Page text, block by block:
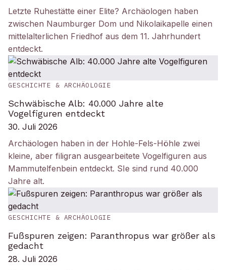
Letzte Ruhestätte einer Elite? Archäologen haben
zwischen Naumburger Dom und Nikolaikapelle einen
mittelalterlichen Friedhof aus dem 11. Jahrhundert
entdeckt.
GESCHICHTE & ARCHÄOLOGIE
Schwäbische Alb: 40.000 Jahre alte
Vogelfiguren entdeckt
30. Juli 2026
Archäologen haben in der Hohle-Fels-Höhle zwei
kleine, aber filigran ausgearbeitete Vogelfiguren aus
Mammutelfenbein entdeckt. SIe sind rund 40.000
Jahre alt.
GESCHICHTE & ARCHÄOLOGIE
Fußspuren zeigen: Paranthropus war größer als
gedacht
28. Juli 2026